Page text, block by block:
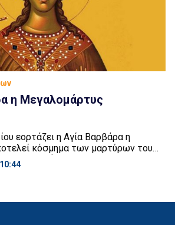
η Μεγαλομάρτυς
εορτάζει η Αγία Βαρβάρα η
κόσμημα των μαρτύρων του
της ήταν από τους πιο
της Ηλιουπόλεως και
της. Στην χριστιανική πίστη